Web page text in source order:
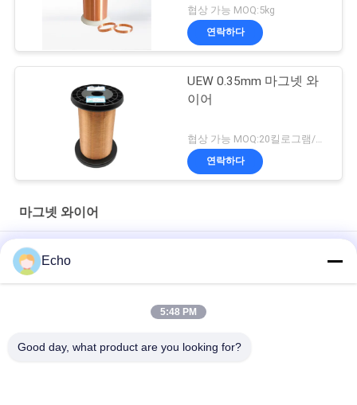
협상 가능 MOQ:5kg
연락하다
UEW 0.35mm 마그넷 와
이어
협상 가능 MOQ:20킬로그램/킬로그램
연락하다
마그넷 와이어
폴리우레탄 0.06mm 자석 와이어 구리 에나멜 권선
0.15mm 에나멜 코팅 구리 권선 와이어 에나멜 와이어 게이지 차
Echo
5:48 PM
Good day, what product are you looking for?